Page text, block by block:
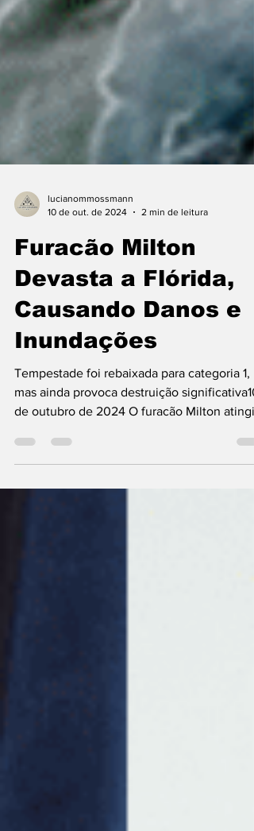
lucianommossmann
10 de out. de 2024
2 min de leitura
Furacão Milton
Devasta a Flórida,
Causando Danos e
Inundações
Tempestade foi rebaixada para categoria 1,
mas ainda provoca destruição significativa10